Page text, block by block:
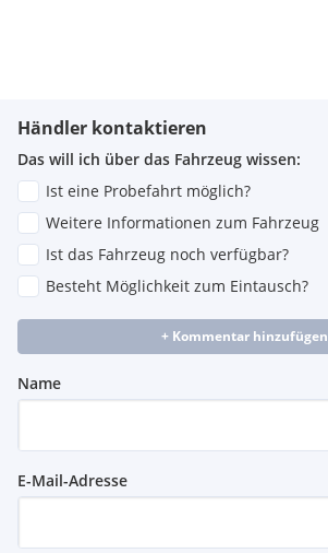
Händler kontaktieren
Das will ich über das Fahrzeug wissen:
Ist eine Probefahrt möglich?
Weitere Informationen zum Fahrzeug
Ist das Fahrzeug noch verfügbar?
Besteht Möglichkeit zum Eintausch?
+ Kommentar hinzufügen
Name
E-Mail-Adresse